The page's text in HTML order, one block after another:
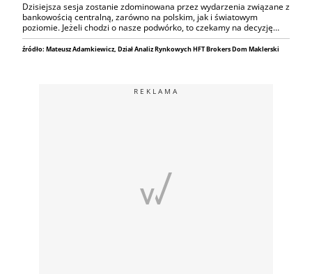
Dzisiejsza sesja zostanie zdominowana przez wydarzenia związane z
bankowością centralną, zarówno na polskim, jak i światowym
poziomie. Jeżeli chodzi o nasze podwórko, to czekamy na decyzję…
źródło: Mateusz Adamkiewicz, Dział Analiz Rynkowych HFT Brokers Dom Maklerski
REKLAMA